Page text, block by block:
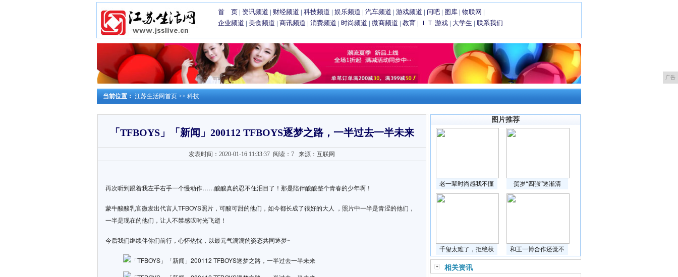
首 页 | 资讯频道 | 财经频道 | 科技频道 | 娱乐频道 | 汽车频道 | 游戏频道 | 问吧 | 图库 | 物联网 |
企业频道 | 美食频道 | 商讯频道 | 消费频道 | 时尚频道 | 微商频道 | 教育 | ＩＴ 游戏 | 大学生 | 联系我们
广告
当前位置： 江苏生活网首页 >> 科技
「TFBOYS」「新闻」200112 TFBOYS逐梦之路，一半过去一半未来
发表时间：2020-01-16 11:33:37 阅读：7 来源：互联网
再次听到跟着我左手右手一个慢动作……酸酸真的忍不住泪目了！那是陪伴酸酸整个青春的少年啊！
蒙牛酸酸乳官微发出代言人TFBOYS照片，可酸可甜的他们，如今都长成了很好的大人 ，照片中一半是青涩的他们，
一半是现在的他们，让人不禁感叹时光飞逝！
今后我们继续伴你们前行，心怀热忱，以最元气满满的姿态共同逐梦~
图片推荐
老一辈时尚感我不懂 贺岁“四强”逐渐清
千玺太难了，拒绝秋 和王一博合作还觉不
相关资讯